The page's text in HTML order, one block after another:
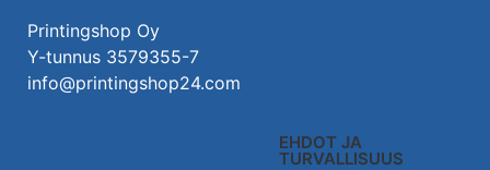
Printingshop Oy
Y-tunnus 3579355-7
info@printingshop24.com
EHDOT JA
TURVALLISUUS